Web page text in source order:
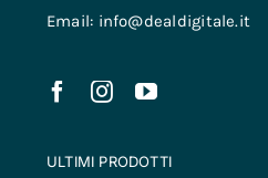
Email: info@dealdigitale.it
ULTIMI PRODOTTI